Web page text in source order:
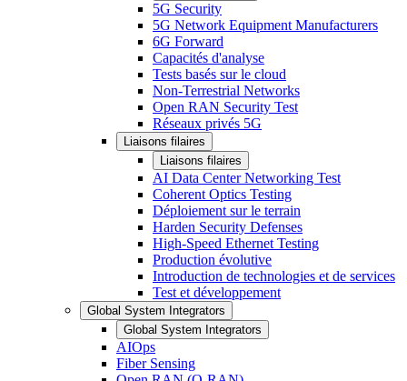
5G Security
5G Network Equipment Manufacturers
6G Forward
Capacités d'analyse
Tests basés sur le cloud
Non-Terrestrial Networks
Open RAN Security Test
Réseaux privés 5G
Liaisons filaires
Liaisons filaires
AI Data Center Networking Test
Coherent Optics Testing
Déploiement sur le terrain
Harden Security Defenses
High-Speed Ethernet Testing
Production évolutive
Introduction de technologies et de services
Test et développement
Global System Integrators
Global System Integrators
AIOps
Fiber Sensing